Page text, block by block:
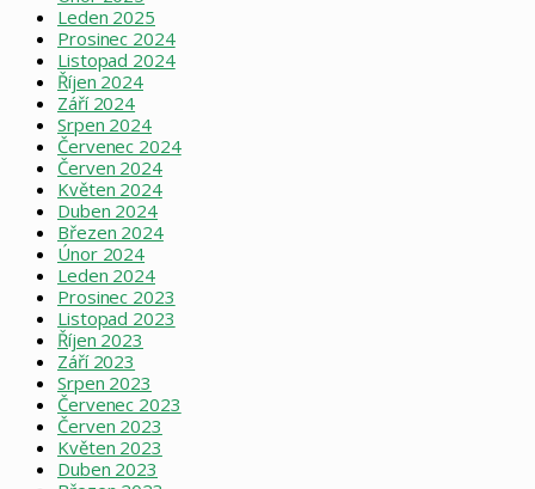
Leden 2025
Prosinec 2024
Listopad 2024
Říjen 2024
Září 2024
Srpen 2024
Červenec 2024
Červen 2024
Květen 2024
Duben 2024
Březen 2024
Únor 2024
Leden 2024
Prosinec 2023
Listopad 2023
Říjen 2023
Září 2023
Srpen 2023
Červenec 2023
Červen 2023
Květen 2023
Duben 2023